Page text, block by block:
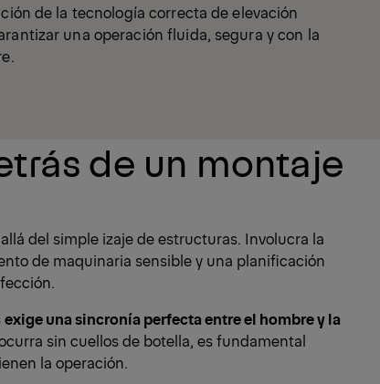
de la tecnología correcta de elevación
una operación fluida, segura y con la
de un montaje
del simple izaje de estructuras. Involucra la
de maquinaria sensible y una planificación
exige una sincronía perfecta entre el hombre y la
sin cuellos de botella, es fundamental
la operación.